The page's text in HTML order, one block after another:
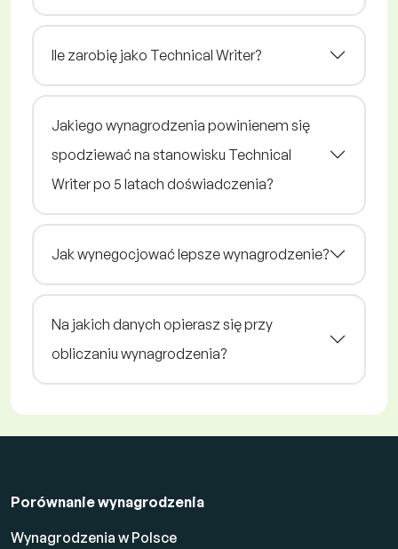
Ile zarobię jako Technical Writer?
Jakiego wynagrodzenia powinienem się
spodziewać na stanowisku Technical
Writer po 5 latach doświadczenia?
Jak wynegocjować lepsze wynagrodzenie?
Na jakich danych opierasz się przy
obliczaniu wynagrodzenia?
Porównanie wynagrodzenia
Wynagrodzenia w Polsce